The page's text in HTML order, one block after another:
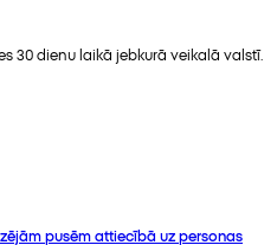
30 dienu laikā jebkurā veikalā valstī.
pusēm attiecībā uz personas